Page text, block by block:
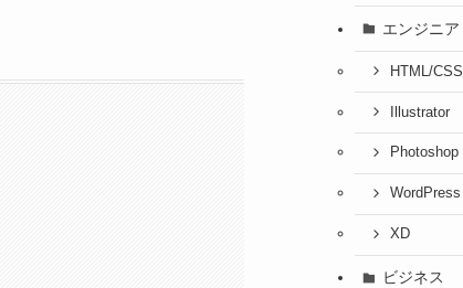
エンジニア
HTML/CSS
Illustrator
Photoshop
WordPress
XD
ビジネス